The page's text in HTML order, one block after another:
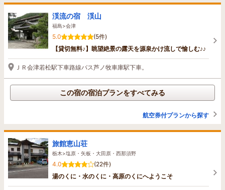
渓流の宿 渓山
福島>会津
5.0
(5件)
【貸切無料♪】眺望絶景の露天を源泉かけ流しで愉しむ♪♪
ＪＲ会津若松駅下車路線バス芦ノ牧車庫駅下車。
この宿の宿泊プランをすべてみる
航空券付プランから探す
旅館恵山荘
栃木>塩原・矢板・大田原・西那須野
4.0
(22件)
湯のくに・水のくに・高原のくにへようこそ